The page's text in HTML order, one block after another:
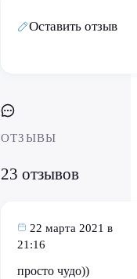
Оставить отзыв
ОТЗЫВЫ
23 отзывов
22 марта 2021 в
21:16
просто чудо))